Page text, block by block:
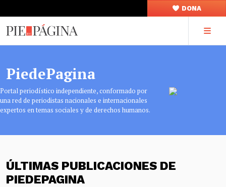
DONA
PiedePagina
Portal periodístico independiente, conformado por
una red de periodistas nacionales e internacionales
expertos en temas sociales y de derechos humanos.
ÚLTIMAS PUBLICACIONES DE
PIEDEPAGINA